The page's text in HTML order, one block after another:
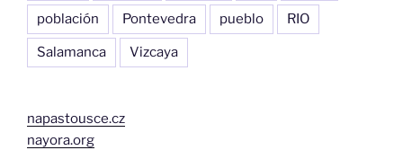
población Pontevedra pueblo RIO
Salamanca Vizcaya
napastousce.cz
nayora.org